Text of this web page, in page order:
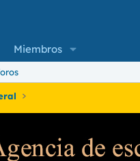
Miembros